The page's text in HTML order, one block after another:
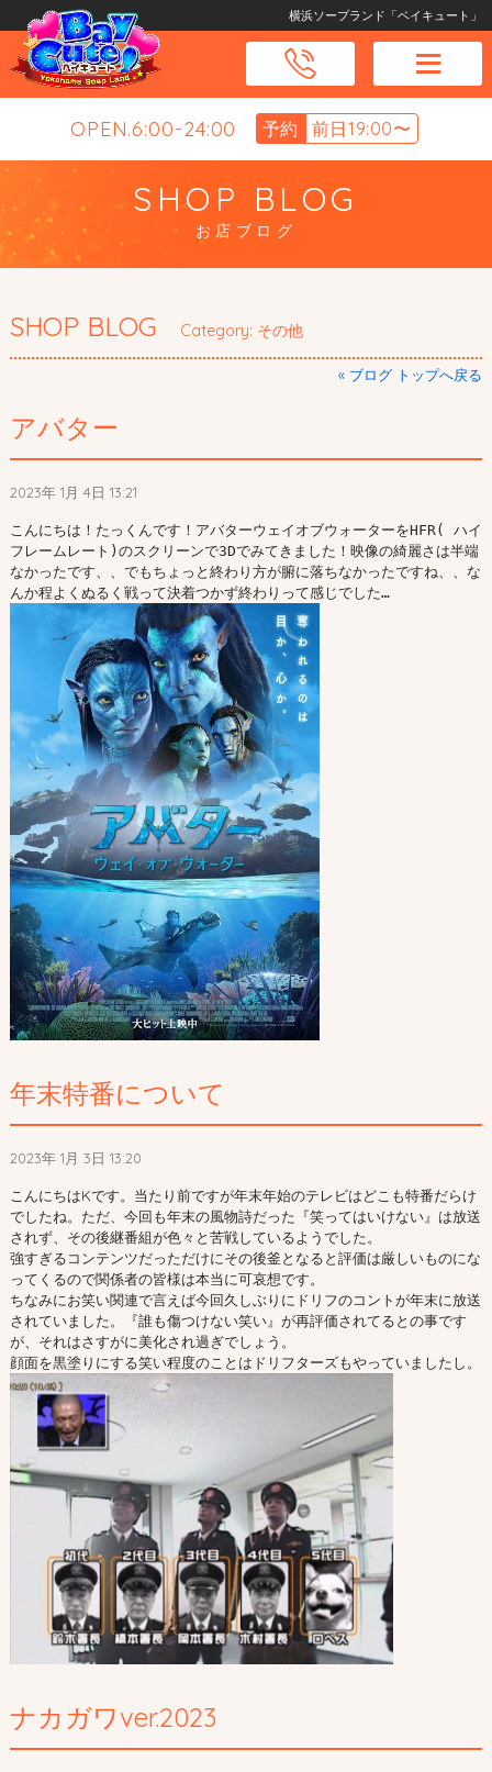
横浜ソープランド「ベイキュート」
OPEN.6:00-24:00 予約 前日19:00〜
SHOP BLOG
お店ブログ
SHOP BLOG Category: その他
« ブログ トップへ戻る
アバター
2023年 1月 4日 13:21
こんにちは！たっくんです！アバターウェイオブウォーターをHFR( ハイ
フレームレート)のスクリーンで3Dでみてきました！映像の綺麗さは半端
なかったです、、でもちょっと終わり方が腑に落ちなかったですね、、な
んか程よくぬるく戦って決着つかず終わりって感じでした…
年末特番について
2023年 1月 3日 13:20
こんにちはKです。当たり前ですが年末年始のテレビはどこも特番だらけ
でしたね。ただ、今回も年末の風物詩だった『笑ってはいけない』は放送
されず、その後継番組が色々と苦戦しているようでした。
強すぎるコンテンツだっただけにその後釜となると評価は厳しいものにな
ってくるので関係者の皆様は本当に可哀想です。
ちなみにお笑い関連で言えば今回久しぶりにドリフのコントが年末に放送
されていました。『誰も傷つけない笑い』が再評価されてるとの事です
が、それはさすがに美化され過ぎでしょう。
顔面を黒塗りにする笑い程度のことはドリフターズもやっていましたし。
ナカガワver.2023